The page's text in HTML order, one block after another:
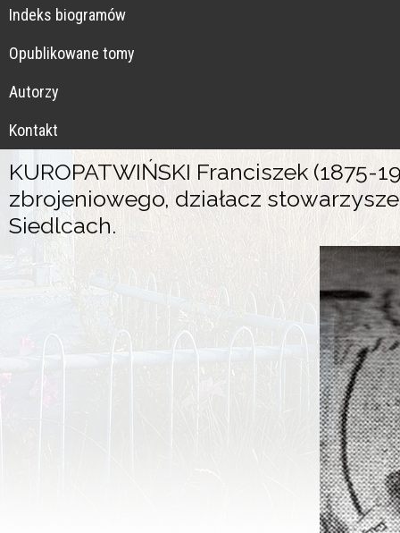
Indeks biogramów
Opublikowane tomy
Autorzy
Kontakt
KUROPATWIŃSKI Franciszek (1875-
zbrojeniowego, działacz
Siedlcach.